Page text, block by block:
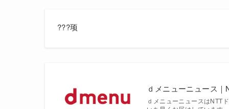
???顼
ｄメニューニュース
ｄメニューニュースはNTT